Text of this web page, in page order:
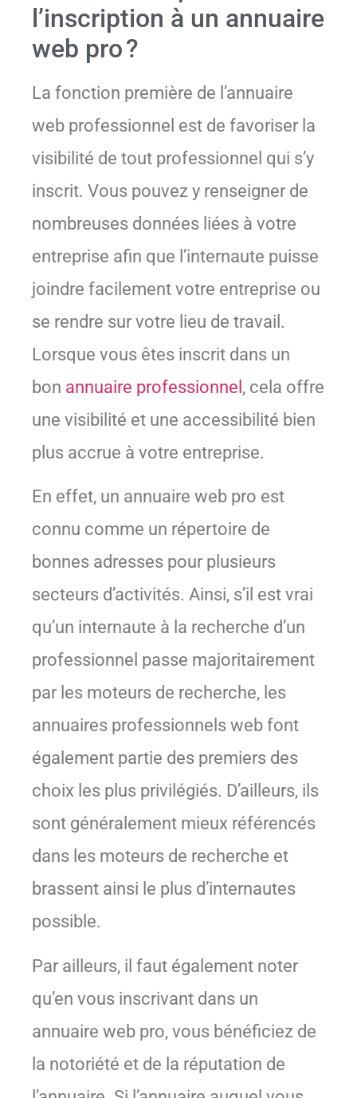
l’inscription à un annuaire
web pro ?
La fonction première de l’annuaire
web professionnel est de favoriser la
visibilité de tout professionnel qui s’y
inscrit. Vous pouvez y renseigner de
nombreuses données liées à votre
entreprise afin que l’internaute puisse
joindre facilement votre entreprise ou
se rendre sur votre lieu de travail.
Lorsque vous êtes inscrit dans un
bon annuaire professionnel , cela offre
une visibilité et une accessibilité bien
plus accrue à votre entreprise.
En effet, un annuaire web pro est
connu comme un répertoire de
bonnes adresses pour plusieurs
secteurs d’activités. Ainsi, s’il est vrai
qu’un internaute à la recherche d’un
professionnel passe majoritairement
par les moteurs de recherche, les
annuaires professionnels web font
également partie des premiers des
choix les plus privilégiés. D’ailleurs, ils
sont généralement mieux référencés
dans les moteurs de recherche et
brassent ainsi le plus d’internautes
possible.
Par ailleurs, il faut également noter
qu’en vous inscrivant dans un
annuaire web pro, vous bénéficiez de
la notoriété et de la réputation de